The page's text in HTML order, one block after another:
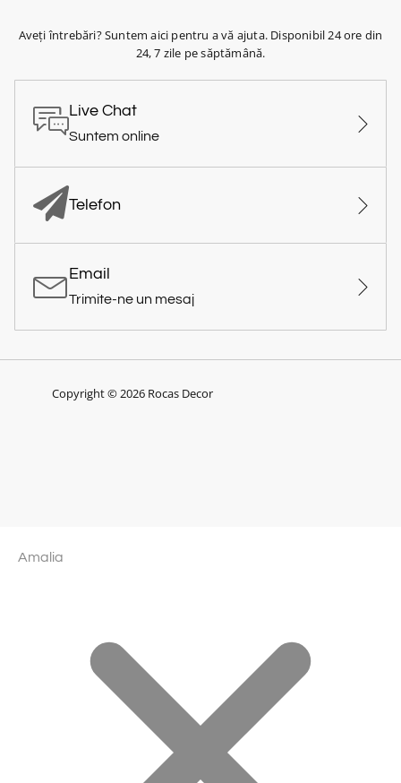
Aveți întrebări? Suntem aici pentru a vă ajuta. Disponibil 24 ore din
24, 7 zile pe săptămână.
Live Chat
Suntem online
Telefon
Email
Trimite-ne un mesaj
Copyright © 2026 Rocas Decor
Amalia